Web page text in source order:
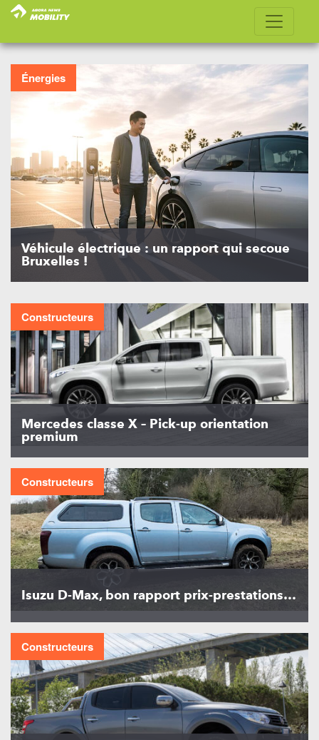
Énergies
Véhicule électrique : un rapport qui secoue
Bruxelles !
Constructeurs
Mercedes classe X – Pick-up orientation
premium
Constructeurs
Isuzu D-Max, bon rapport prix-prestations…
Constructeurs